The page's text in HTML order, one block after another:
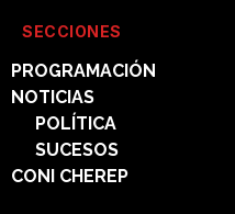
SECCIONES
PROGRAMACIÓN
NOTICIAS
POLÍTICA
SUCESOS
CONI CHEREP